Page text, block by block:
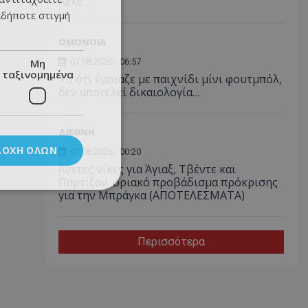
07.08.2026 - 06:57
Το ότι έμοιαζε με παιχνίδι μίνι φουτμπόλ,
δεν αποτελεί δικαιολογία…
07.08.2026 - 00:20
Άνετες νίκες για Άγιαξ, Τβέντε και
Παρτίζαν, οριακό προβάδισμα πρόκρισης
για την Μπράγκα (ΑΠΟΤΕΛΕΣΜΑΤΑ)
Περισσότερα
στιγμή
Μη
ταξινομημένα
ΌΛΩΝ